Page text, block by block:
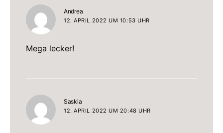
Andrea
12. APRIL 2022 UM 10:53 UHR
Mega lecker!
Saskia
12. APRIL 2022 UM 20:48 UHR